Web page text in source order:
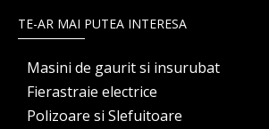
TE-AR MAI PUTEA INTERESA
Masini de gaurit si insurubat
Fierastraie electrice
Polizoare si Slefuitoare